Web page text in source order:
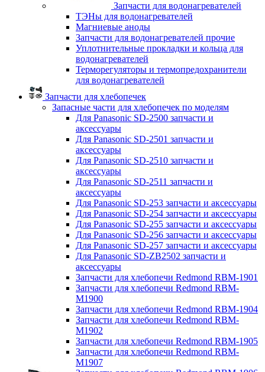
Запчасти для водонагревателей
ТЭНы для водонагревателей
Магниевые аноды
Запчасти для водонагревателей прочие
Уплотнительные прокладки и кольца для
водонагревателей
Терморегуляторы и термопредохранители
для водонагревателей
Запчасти для хлебопечек
Запасные части для хлебопечек по моделям
Для Panasonic SD-2500 запчасти и
аксессуары
Для Panasonic SD-2501 запчасти и
аксессуары
Для Panasonic SD-2510 запчасти и
аксессуары
Для Panasonic SD-2511 запчасти и
аксессуары
Для Panasonic SD-253 запчасти и аксессуары
Для Panasonic SD-254 запчасти и аксессуары
Для Panasonic SD-255 запчасти и аксессуары
Для Panasonic SD-256 запчасти и аксессуары
Для Panasonic SD-257 запчасти и аксессуары
Для Panasonic SD-ZB2502 запчасти и
аксессуары
Запчасти для хлебопечи Redmond RBM-1901
Запчасти для хлебопечи Redmond RBM-
M1900
Запчасти для хлебопечи Redmond RBM-1904
Запчасти для хлебопечи Redmond RBM-
M1902
Запчасти для хлебопечи Redmond RBM-1905
Запчасти для хлебопечи Redmond RBM-
M1907